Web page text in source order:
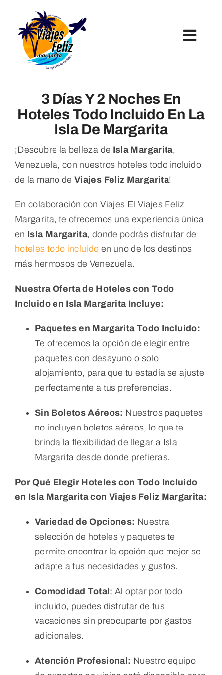
content
Hoteles
Tours Y Excursiones
3 Días Y 2 Noches En
Hoteles Todo Incluido En La
Isla De Margarita
¡Descubre la belleza de Isla Margarita,
Venezuela, con nuestros hoteles todo incluido
de la mano deViajes Feliz Margarita!
En colaboración con Viajes El Viajes Feliz
Margarita, te ofrecemos una experiencia única
en Isla Margarita, donde podrás disfrutar de
hoteles todo incluido en uno de los destinos
más hermosos de Venezuela.
Nuestra Oferta de Hoteles con Todo
Incluido en Isla Margarita Incluye:
Paquetes en Margarita Todo Incluido:
Te ofrecemos la opción de elegir entre
paquetes con desayuno o solo
alojamiento, para que tu estadía se ajuste
perfectamente a tus preferencias.
Sin Boletos Aéreos: Nuestros paquetes
no incluyen boletos aéreos, lo que te
brinda la flexibilidad de llegar a Isla
Margarita desde donde prefieras.
Por Qué Elegir Hoteles con Todo Incluido
en Isla Margarita con Viajes Feliz Margarita:
Variedad de Opciones: Nuestra
selección de hoteles y paquetes te
permite encontrar la opción que mejor se
adapte a tus necesidades y gustos.
Comodidad Total: Al optar por todo
incluido, puedes disfrutar de tus
vacaciones sin preocuparte por gastos
adicionales.
Atención Profesional: Nuestro equipo